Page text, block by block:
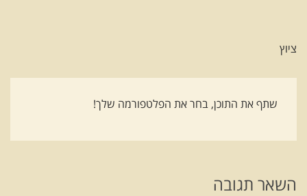
ציוץ
שתף את התוכן, בחר את הפלטפורמה שלך!
השאר תגובה